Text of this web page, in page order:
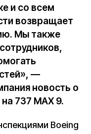
и со всем
возвращает
Мы также
—
новость о
737 MAX 9.
Boeing